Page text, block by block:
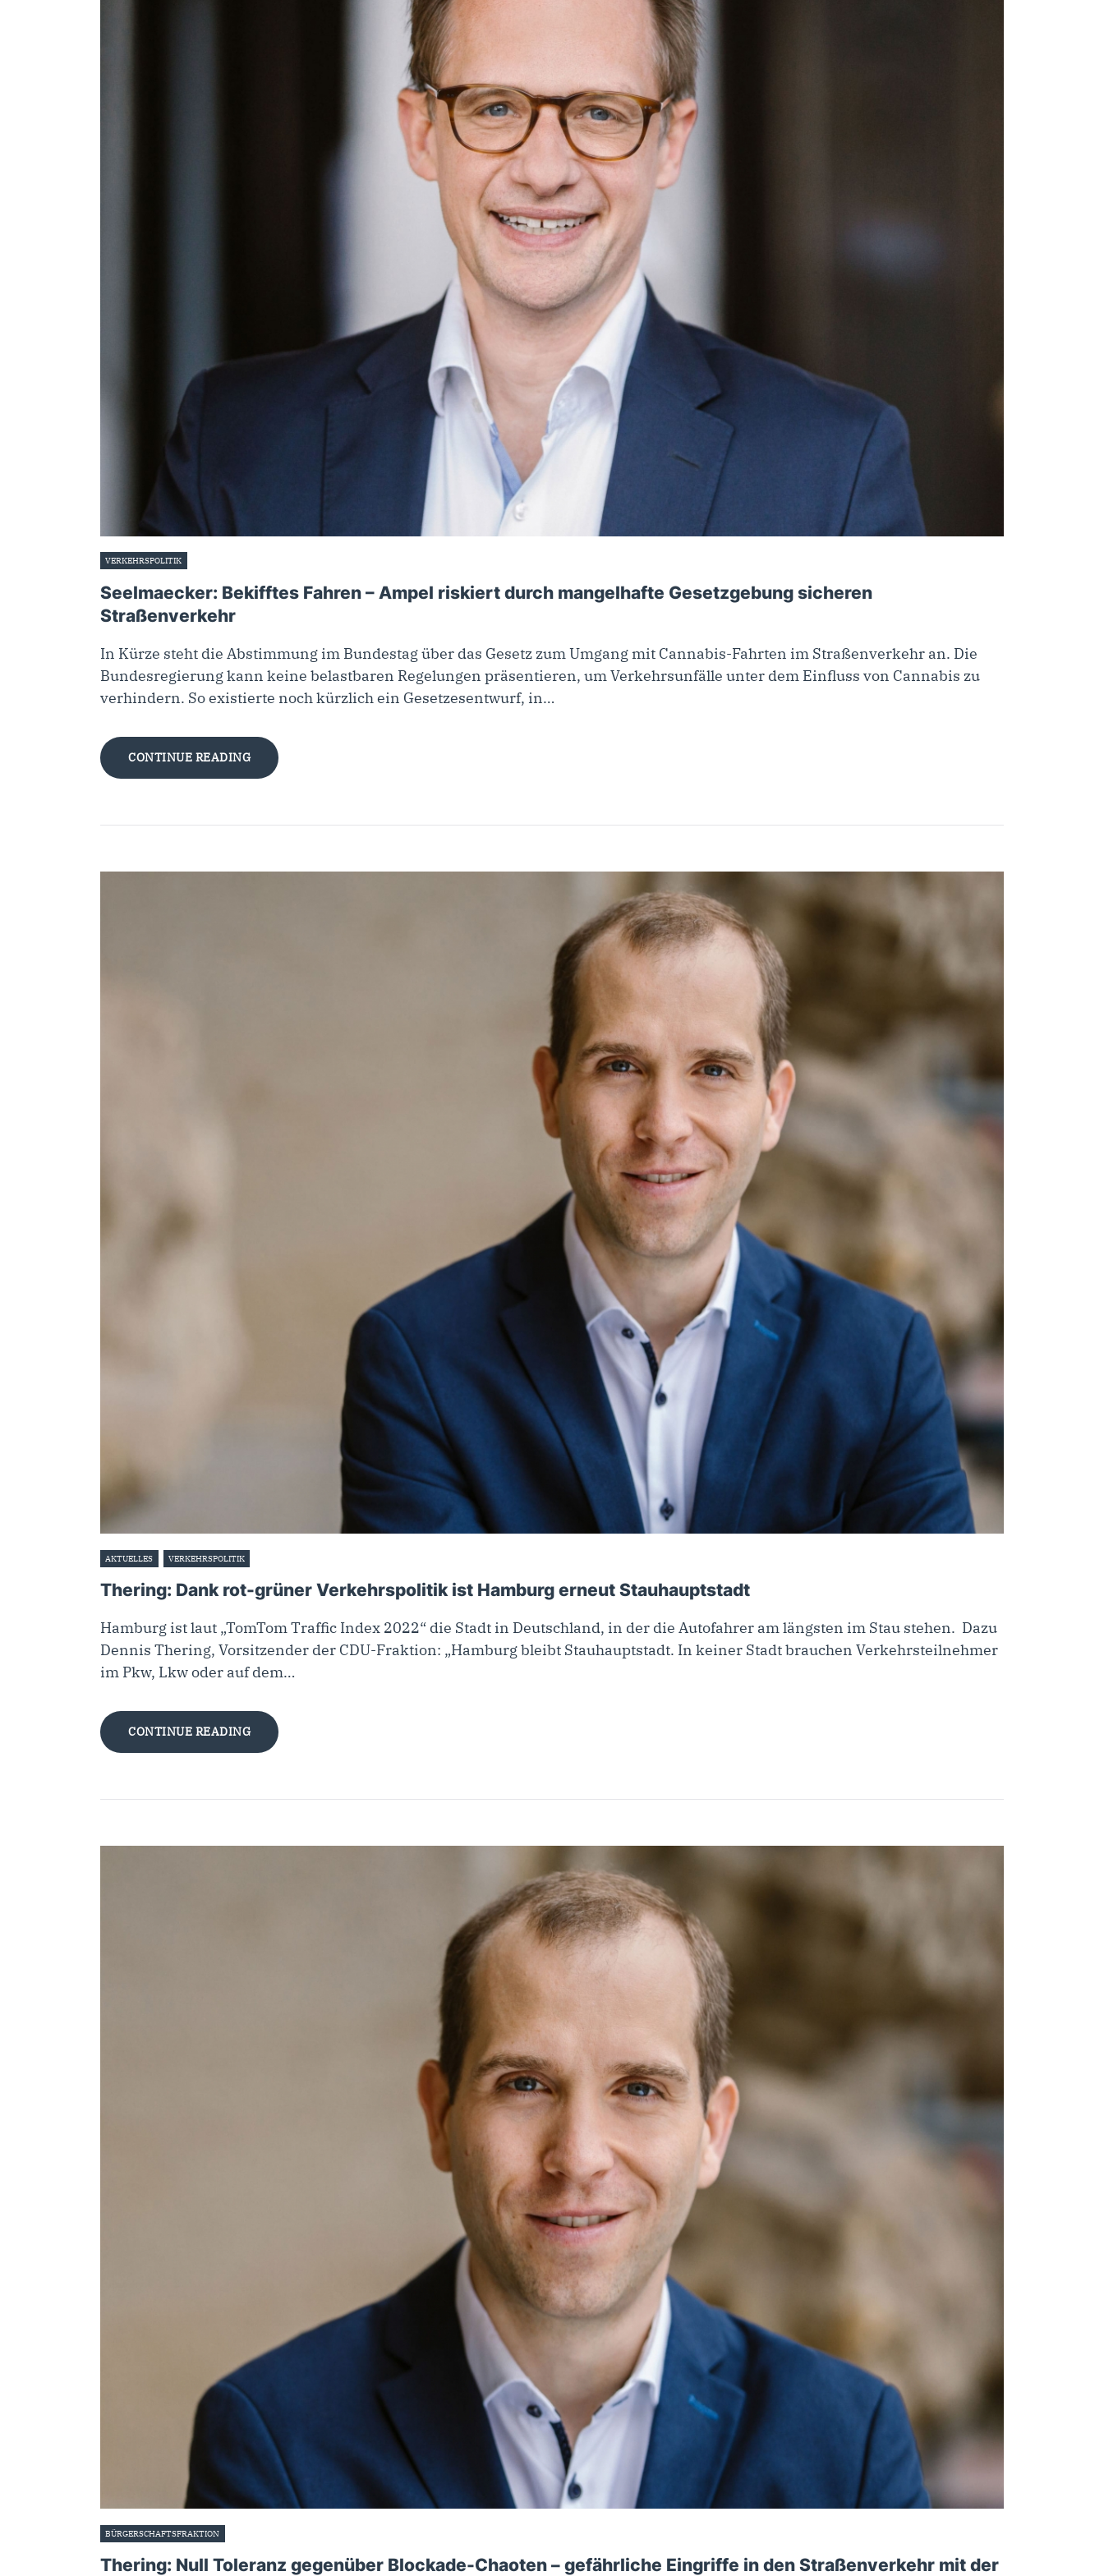
VERKEHRSPOLITIK
Seelmaecker: Bekifftes Fahren – Ampel riskiert durch mangelhafte Gesetzgebung sicheren
Straßenverkehr
In Kürze steht die Abstimmung im Bundestag über das Gesetz zum Umgang mit Cannabis-Fahrten im Straßenverkehr an. Die
Bundesregierung kann keine belastbaren Regelungen präsentieren, um Verkehrsunfälle unter dem Einfluss von Cannabis zu
verhindern. So existierte noch kürzlich ein Gesetzesentwurf, in…
CONTINUE READING
AKTUELLES VERKEHRSPOLITIK
Thering: Dank rot-grüner Verkehrspolitik ist Hamburg erneut Stauhauptstadt
Hamburg ist laut „TomTom Traffic Index 2022“ die Stadt in Deutschland, in der die Autofahrer am längsten im Stau stehen. Dazu
Dennis Thering, Vorsitzender der CDU-Fraktion: „Hamburg bleibt Stauhauptstadt. In keiner Stadt brauchen Verkehrsteilnehmer
im Pkw, Lkw oder auf dem…
CONTINUE READING
BÜRGERSCHAFTSFRAKTION
Thering: Null Toleranz gegenüber Blockade-Chaoten – gefährliche Eingriffe in den Straßenverkehr mit der